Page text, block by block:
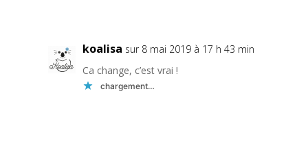
koalisa sur 8 mai 2019 à 17 h 43 min
Ca change, c’est vrai !
chargement…